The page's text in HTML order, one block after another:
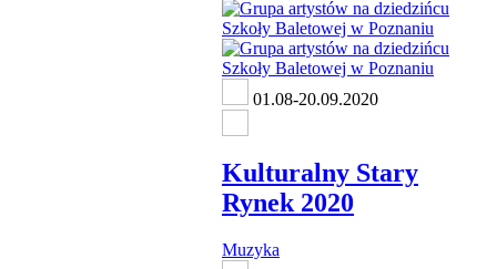
01.08-20.09.2020
Kulturalny Stary
Rynek 2020
Muzyka